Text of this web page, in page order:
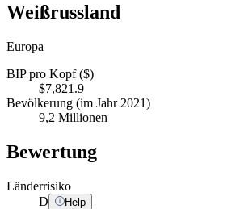
Weißrussland
Europa
BIP pro Kopf ($)
$7,821.9
Bevölkerung (im Jahr 2021)
9,2 Millionen
Bewertung
Länderrisiko
D
Help